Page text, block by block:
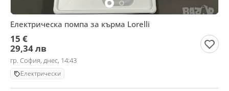
Електрическа помпа за кърма Lorelli
15 €
29,34 лв
гр. София, днес, 14:43
Електрически